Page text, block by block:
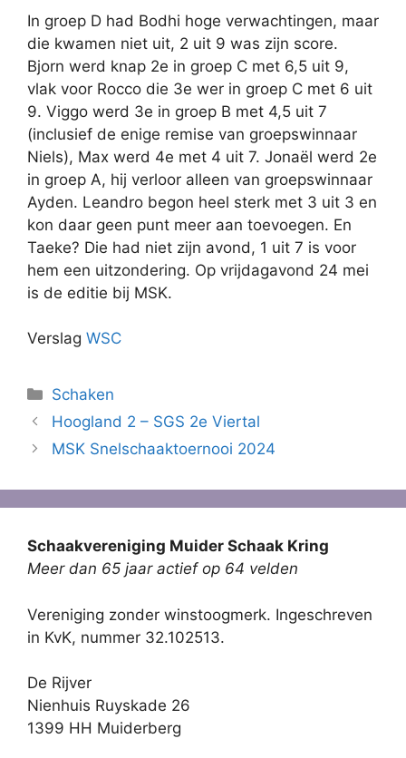
In groep D had Bodhi hoge verwachtingen, maar
die kwamen niet uit, 2 uit 9 was zijn score.
Bjorn werd knap 2e in groep C met 6,5 uit 9,
vlak voor Rocco die 3e wer in groep C met 6 uit
9. Viggo werd 3e in groep B met 4,5 uit 7
(inclusief de enige remise van groepswinnaar
Niels), Max werd 4e met 4 uit 7. Jonaël werd 2e
in groep A, hij verloor alleen van groepswinnaar
Ayden. Leandro begon heel sterk met 3 uit 3 en
kon daar geen punt meer aan toevoegen. En
Taeke? Die had niet zijn avond, 1 uit 7 is voor
hem een uitzondering. Op vrijdagavond 24 mei
is de editie bij MSK.
Verslag WSC
Categorieën
Schaken
Hoogland 2 – SGS 2e Viertal
MSK Snelschaaktoernooi 2024
Schaakvereniging Muider Schaak Kring
Meer dan 65 jaar actief op 64 velden
Vereniging zonder winstoogmerk. Ingeschreven
in KvK, nummer 32.102513.
De Rijver
Nienhuis Ruyskade 26
1399 HH Muiderberg